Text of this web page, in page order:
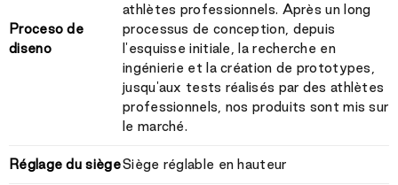
Proceso de
diseno
athlètes professionnels. Après un long
processus de conception, depuis
l'esquisse initiale, la recherche en
ingénierie et la création de prototypes,
jusqu'aux tests réalisés par des athlètes
professionnels, nos produits sont mis sur
le marché.
Réglage du siègeSiège réglable en hauteur